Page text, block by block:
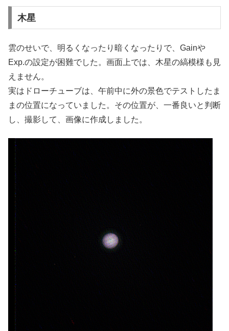
木星
雲のせいで、明るくなったり暗くなったりで、Gainや
Exp.の設定が困難でした。画面上では、木星の縞模様も見
えません。
実はドローチューブは、午前中に外の景色でテストしたま
まの位置になっていました。その位置が、一番良いと判断
し、撮影して、画像に作成しました。